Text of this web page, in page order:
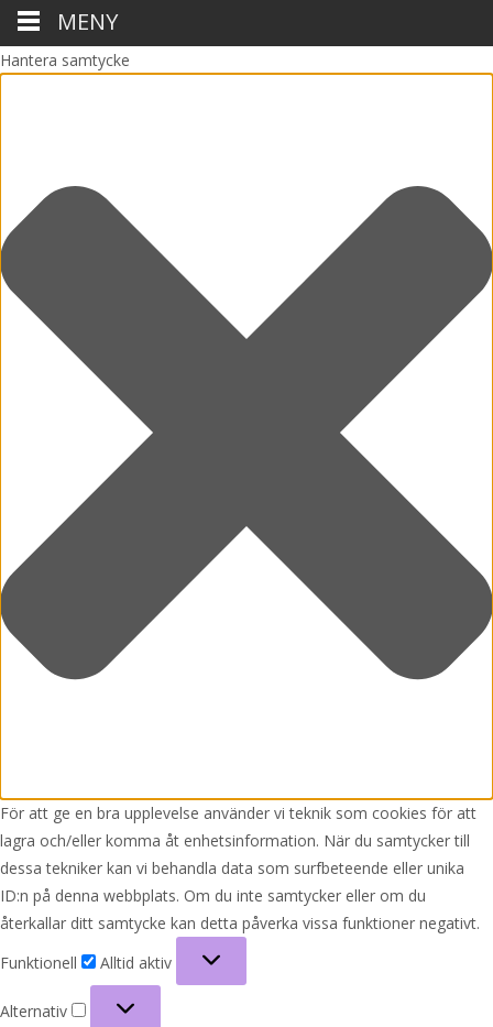
Hantera samtycke
För att ge en bra upplevelse använder vi teknik som cookies för att
lagra och/eller komma åt enhetsinformation. När du samtycker till
dessa tekniker kan vi behandla data som surfbeteende eller unika
ID:n på denna webbplats. Om du inte samtycker eller om du
återkallar ditt samtycke kan detta påverka vissa funktioner negativt.
Funktionell
Alltid aktiv
Alternativ
MENY